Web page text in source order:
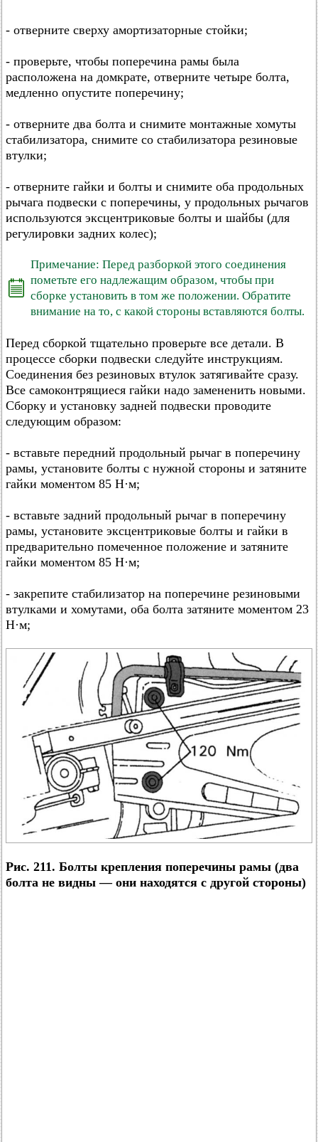
- отверните сверху амортизаторные стойки;
- проверьте, чтобы поперечина рамы была
расположена на домкрате, отверните четыре болта,
медленно опустите поперечину;
- отверните два болта и снимите монтажные хомуты
стабилизатора, снимите со стабилизатора резиновые
втулки;
- отверните гайки и болты и снимите оба продольных
рычага подвески с поперечины, у продольных рычагов
используются эксцентриковые болты и шайбы (для
регулировки задних колес);
Примечание: Перед разборкой этого соединения
пометьте его надлежащим образом, чтобы при
сборке установить в том же положении. Обратите
внимание на то, с какой стороны вставляются болты.
Перед сборкой тщательно проверьте все детали. В
процессе сборки подвески следуйте инструкциям.
Соединения без резиновых втулок затягивайте сразу.
Все самоконтрящиеся гайки надо замененить новыми.
Сборку и установку задней подвески проводите
следующим образом:
- вставьте передний продольный рычаг в поперечину
рамы, установите болты с нужной стороны и затяните
гайки моментом 85 Н·м;
- вставьте задний продольный рычаг в поперечину
рамы, установите эксцентриковые болты и гайки в
предварительно помеченное положение и затяните
гайки моментом 85 Н·м;
- закрепите стабилизатор на поперечине резиновыми
втулками и хомутами, оба болта затяните моментом 23
Н·м;
Рис. 211. Болты крепления поперечины рамы (два
болта не видны — они находятся с другой стороны)